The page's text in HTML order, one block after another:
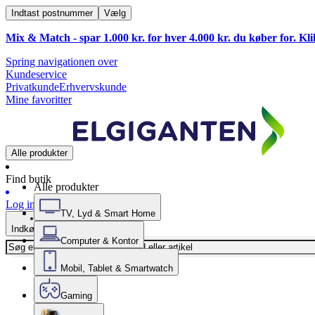
Indtast postnummer Vælg
Mix & Match - spar 1.000 kr. for hver 4.000 kr. du køber for.
Spring navigationen over
Kundeservice
PrivatkundeErhvervskunde
Mine favoritter
Alle produkter
Find butik
Log ind
Indkøbskurv
Alle produkter
TV, Lyd & Smart Home
Computer & Kontor
Mobil, Tablet & Smartwatch
Gaming